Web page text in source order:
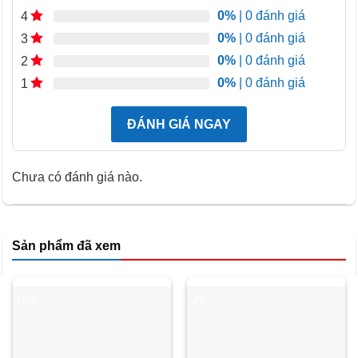
Quantum Matrix Core
4
0% | 0 đánh giá
3
0% | 0 đánh giá
2
0% | 0 đánh giá
1
0% | 0 đánh giá
ĐÁNH GIÁ NGAY
Chưa có đánh giá nào.
Sản phẩm đã xem